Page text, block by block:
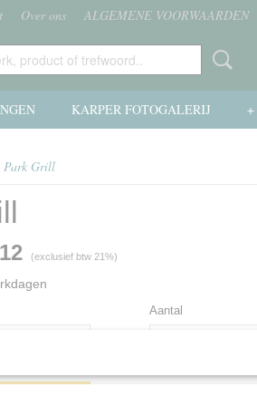
Over ons ALGEMENE VOORWAARDEN
KARPER FOTOGALERIJ +
Park Grill
(exclusief btw 21%)
Aantal